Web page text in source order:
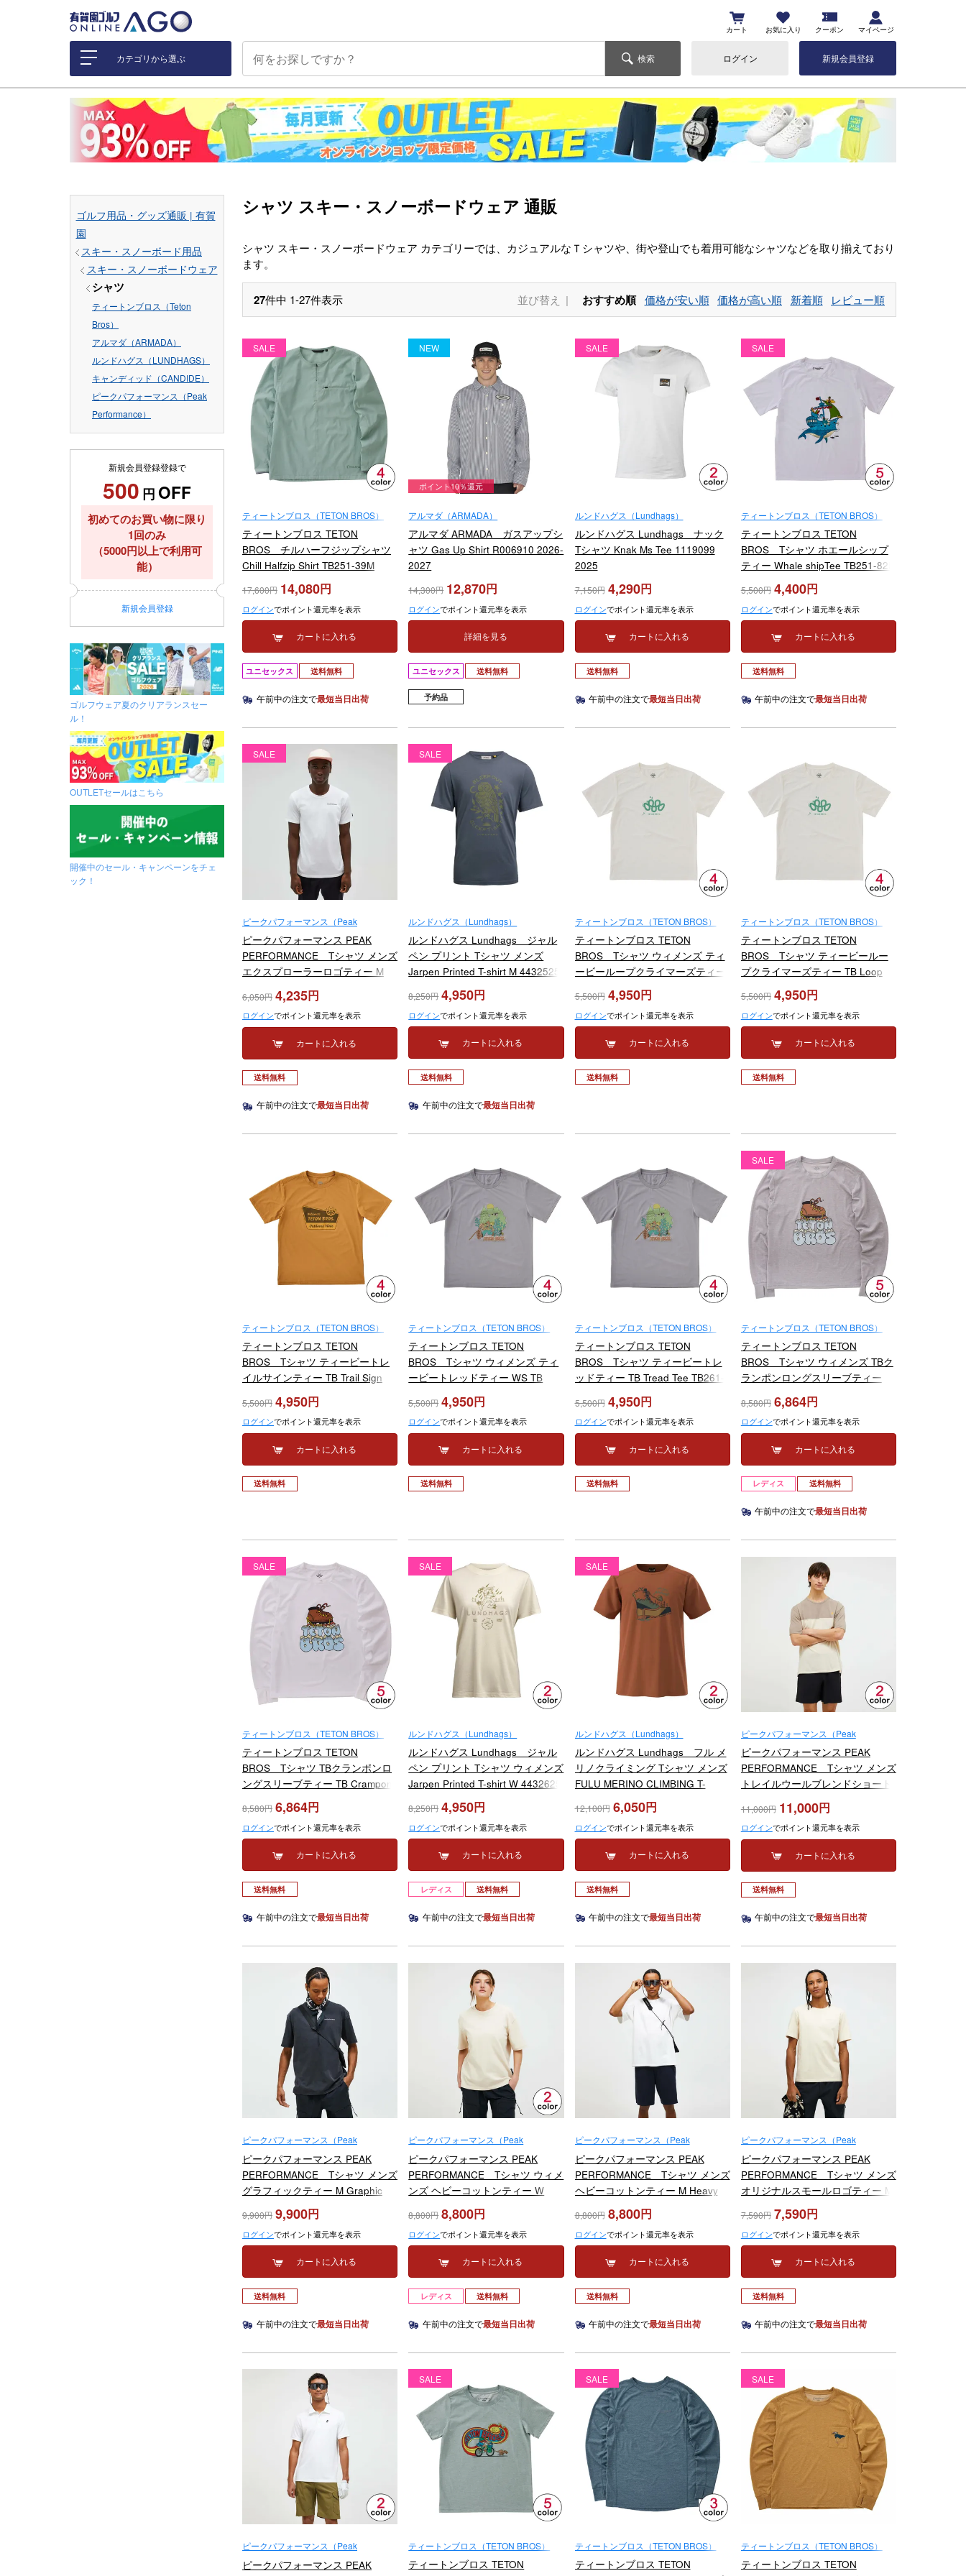
カート お気に入り クーポン マイページ
カテゴリから選ぶ 検索 ログイン 新規会員登録
ゴルフ用品・グッズ通販 | 有賀
園
スキー・スノーボード用品
スキー・スノーボードウェア
シャツ
ティートンブロス（Teton
Bros）
アルマダ（ARMADA）
ルンドハグス（LUNDHAGS）
キャンディッド（CANDIDE）
ピークパフォーマンス（Peak
Performance）
新規会員登録登録で
500 円 OFF
初めてのお買い物に限り
1回のみ
（5000円以上で利用可
能）
新規会員登録
ゴルフウェア夏のクリアランスセー
ル！
OUTLETセールはこちら
開催中のセール・キャンペーンをチェ
ック！
シャツ スキー・スノーボードウェア 通販
シャツ スキー・スノーボードウェア カテゴリーでは、カジュアルなＴシャツや、街や登山でも着用可能なシャツなどを取り揃えており
ます。
並び替え おすすめ順 価格が安い順 価格が高い順 新着順 レビュー順
27件中 1-27件表示
SALE
ティートンブロス（TETON BROS）
ティートンブロス TETON
BROS チルハーフジップシャツ
Chill Halfzip Shirt TB251-39M
17,600 14,080
ログインでポイント還元率を表示
カートに入れる
ユニセックス 送料無料
午前中の注文で最短当日出荷
NEW
アルマダ（ARMADA）
アルマダ ARMADA ガスアップシ
ャツ Gas Up Shirt R006910 2026-
2027
14,300 12,870
ログインでポイント還元率を表示
詳細を見る
ユニセックス 送料無料
予約品
ポイント10％還元
SALE
ルンドハグス（Lundhags）
ルンドハグス Lundhags ナック
Tシャツ Knak Ms Tee 1119099
2025
7,150 4,290
ログインでポイント還元率を表示
カートに入れる
送料無料
午前中の注文で最短当日出荷
SALE
ティートンブロス（TETON BROS）
ティートンブロス TETON
BROS Tシャツ ホエールシップ
ティー Whale shipTee TB251-82M
5,500 4,400
ログインでポイント還元率を表示
カートに入れる
送料無料
午前中の注文で最短当日出荷
SALE
ピークパフォーマンス（Peak
Performance）
ピークパフォーマンス PEAK
PERFORMANCE Tシャツ メンズ
エクスプローラーロゴティー M
Explore Logo Tee G78790 2024
6,050 4,235
ログインでポイント還元率を表示
カートに入れる
送料無料
午前中の注文で最短当日出荷
SALE
ルンドハグス（Lundhags）
ルンドハグス Lundhags ジャル
ペン プリント Tシャツ メンズ
Jarpen Printed T-shirt M 4432525
8,250 4,950
ログインでポイント還元率を表示
カートに入れる
送料無料
午前中の注文で最短当日出荷
ティートンブロス（TETON BROS）
ティートンブロス TETON
BROS Tシャツ ウィメンズ ティ
ービーループクライマーズティー
WS TB Loop Climbers Tee TB261-
83W 2026
5,500 4,950
ログインでポイント還元率を表示
カートに入れる
送料無料
ティートンブロス（TETON BROS）
ティートンブロス TETON
BROS Tシャツ ティービールー
プクライマーズティー TB Loop
Climbers Tee TB261-83M 2026
5,500 4,950
ログインでポイント還元率を表示
カートに入れる
送料無料
ティートンブロス（TETON BROS）
ティートンブロス TETON
BROS Tシャツ ティービートレ
イルサインティー TB Trail Sign
Tee TB261-82M 2026
5,500 4,950
ログインでポイント還元率を表示
カートに入れる
送料無料
ティートンブロス（TETON BROS）
ティートンブロス TETON
BROS Tシャツ ウィメンズ ティ
ービートレッドティー WS TB
Tread Tee TB261-81W 2026
5,500 4,950
ログインでポイント還元率を表示
カートに入れる
送料無料
ティートンブロス（TETON BROS）
ティートンブロス TETON
BROS Tシャツ ティービートレ
ッドティー TB Tread Tee TB261-
5,500 4,950
ログインでポイント還元率を表示
カートに入れる
送料無料
SALE
ティートンブロス（TETON BROS）
ティートンブロス TETON
BROS Tシャツ ウィメンズ TBク
ランポンロングスリーブティー
WS TB Crampon L/S Tee TB253-
48W 2025-2026
8,580 6,864
ログインでポイント還元率を表示
カートに入れる
レディス 送料無料
午前中の注文で最短当日出荷
SALE
ティートンブロス（TETON BROS）
ティートンブロス TETON
BROS Tシャツ TBクランポンロ
ングスリーブティー TB Crampon
L/S Tee TB253-48M 2025-2026
8,580 6,864
ログインでポイント還元率を表示
カートに入れる
送料無料
午前中の注文で最短当日出荷
SALE
ルンドハグス（Lundhags）
ルンドハグス Lundhags ジャル
ペン プリント Tシャツ ウィメンズ
Jarpen Printed T-shirt W 4432625
8,250 4,950
ログインでポイント還元率を表示
カートに入れる
レディス 送料無料
午前中の注文で最短当日出荷
SALE
ルンドハグス（Lundhags）
ルンドハグス Lundhags フル メ
リノクライミング Tシャツ メンズ
FULU MERINO CLIMBING T-
SHIRT M 4430323 2024-2025
12,100 6,050
ログインでポイント還元率を表示
カートに入れる
送料無料
午前中の注文で最短当日出荷
ピークパフォーマンス（Peak
Performance）
ピークパフォーマンス PEAK
PERFORMANCE Tシャツ メンズ
トレイルウールブレンドショート
スリーブ M Trail Wool Blend SS
G80177 2025
11,000 11,000
ログインでポイント還元率を表示
カートに入れる
送料無料
午前中の注文で最短当日出荷
ピークパフォーマンス（Peak
Performance）
ピークパフォーマンス PEAK
PERFORMANCE Tシャツ メンズ
グラフィックティー M Graphic
Tee G80587 2025
9,900 9,900
ログインでポイント還元率を表示
カートに入れる
送料無料
午前中の注文で最短当日出荷
ピークパフォーマンス（Peak
Performance）
ピークパフォーマンス PEAK
PERFORMANCE Tシャツ ウィメ
ンズ ヘビーコットンティー W
Heavy Cotton Tee G80333 2025
8,800 8,800
ログインでポイント還元率を表示
カートに入れる
レディス 送料無料
午前中の注文で最短当日出荷
ピークパフォーマンス（Peak
Performance）
ピークパフォーマンス PEAK
PERFORMANCE Tシャツ メンズ
ヘビーコットンティー M Heavy
Cotton Tee G80325 2025
8,800 8,800
ログインでポイント還元率を表示
カートに入れる
送料無料
午前中の注文で最短当日出荷
ピークパフォーマンス（Peak
Performance）
ピークパフォーマンス PEAK
PERFORMANCE Tシャツ メンズ
オリジナルスモールロゴティー M
Original Small Logo Tee G79570
2025
7,590 7,590
ログインでポイント還元率を表示
カートに入れる
送料無料
午前中の注文で最短当日出荷
ピークパフォーマンス（Peak
Performance）
ピークパフォーマンス PEAK
SALE
ティートンブロス（TETON BROS）
ティートンブロス TETON
SALE
ティートンブロス（TETON BROS）
ティートンブロス TETON
SALE
ティートンブロス（TETON BROS）
ティートンブロス TETON